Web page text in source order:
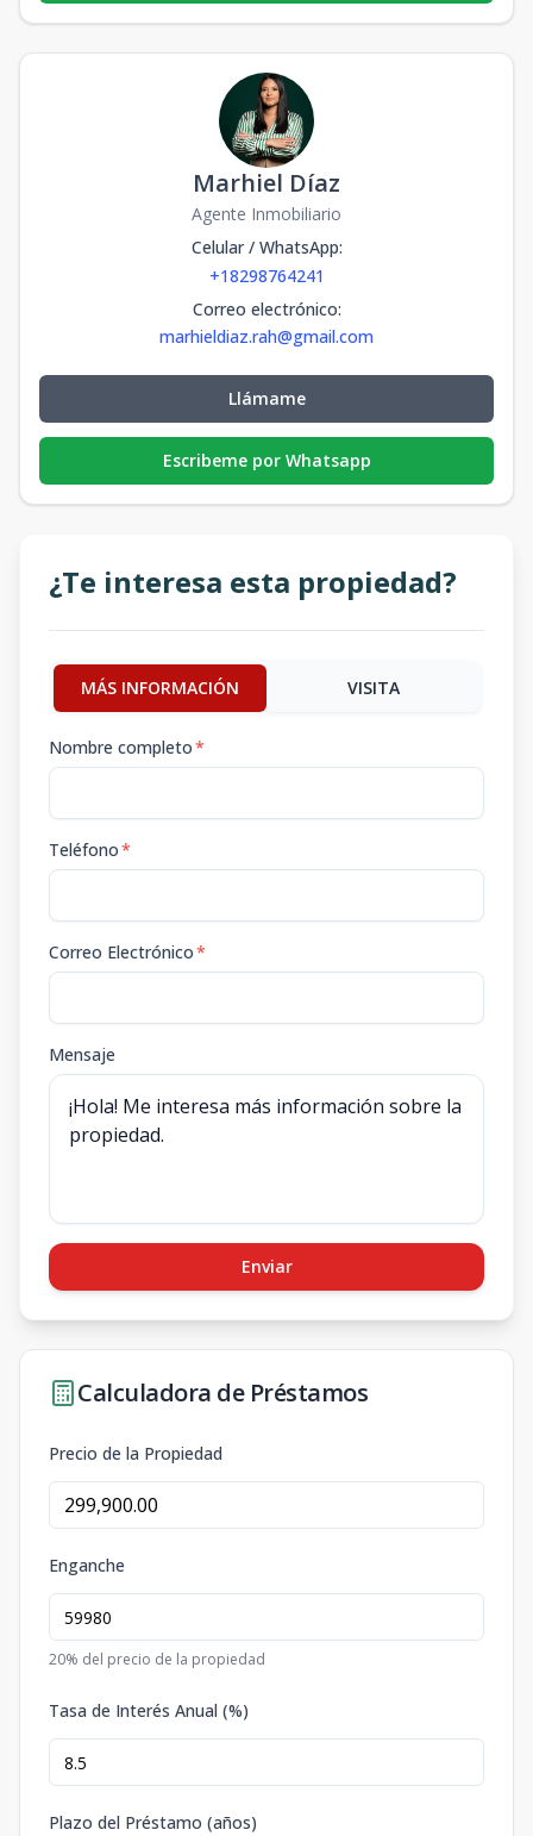
Marhiel Díaz
Agente Inmobiliario
Celular / WhatsApp:
+18298764241
Correo electrónico:
marhieldiaz.rah@gmail.com
Llámame
Escribeme por Whatsapp
¿Te interesa esta propiedad?
MÁS INFORMACIÓN VISITA
Nombre completo*
Teléfono*
Correo Electrónico*
Mensaje
Enviar
Calculadora de Préstamos
Precio de la Propiedad
Enganche
20% del precio de la propiedad
Tasa de Interés Anual (%)
Plazo del Préstamo (años)